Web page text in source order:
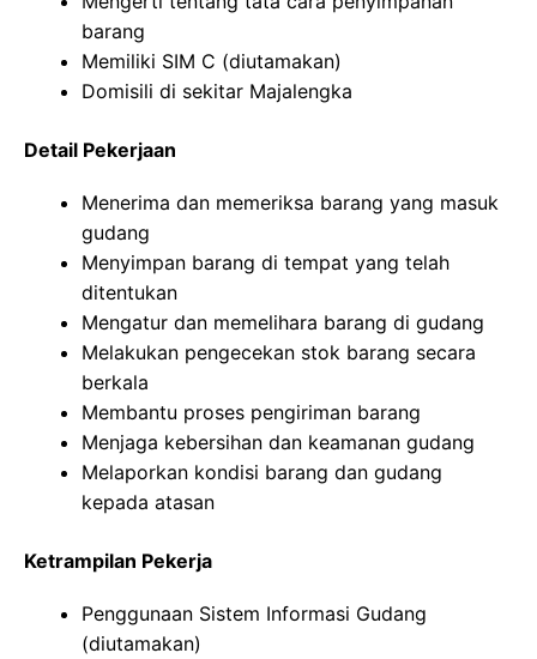
barang
Memiliki SIM C (diutamakan)
Domisili di sekitar Majalengka
Detail Pekerjaan
Menerima dan memeriksa barang yang masuk
gudang
Menyimpan barang di tempat yang telah
ditentukan
Mengatur dan memelihara barang di gudang
Melakukan pengecekan stok barang secara
berkala
Membantu proses pengiriman barang
Menjaga kebersihan dan keamanan gudang
Melaporkan kondisi barang dan gudang
kepada atasan
Ketrampilan Pekerja
Penggunaan Sistem Informasi Gudang
(diutamakan)